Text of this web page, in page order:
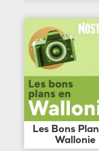
Les Bons
Wallonie